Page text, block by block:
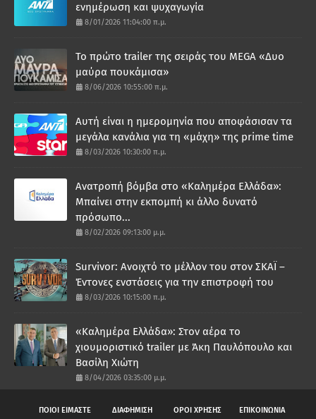
ενημέρωση και ψυχαγωγία
8/01/2026 11:04:00 π.μ.
Το πρώτο trailer της σειράς του MEGA «Δυο
μαύρα πουκάμισα»
8/06/2026 10:55:00 π.μ.
Αυτή είναι η ημερομηνία που αποφάσισαν τα
μεγάλα κανάλια για τη «μάχη» της prime time
8/03/2026 10:30:00 π.μ.
Ανατροπή βόμβα στο «Καλημέρα Ελλάδα»:
Μπαίνει στην εκπομπή κι άλλο δυνατό
πρόσωπο...
8/02/2026 09:13:00 μ.μ.
Survivor: Ανοιχτό το μέλλον του στον ΣΚΑΪ –
Έντονες ενστάσεις για την επιστροφή του
8/03/2026 10:15:00 π.μ.
«Καλημέρα Ελλάδα»: Στον αέρα το
χιουμοριστικό trailer με Άκη Παυλόπουλο και
Βασίλη Χιώτη
8/04/2026 03:35:00 μ.μ.
ΠΟΙΟΙ ΕΙΜΑΣΤΕ ΔΙΑΦΗΜΙΣΗ ΟΡΟΙ ΧΡΗΣΗΣ ΕΠΙΚΟΙΝΩΝΙΑ